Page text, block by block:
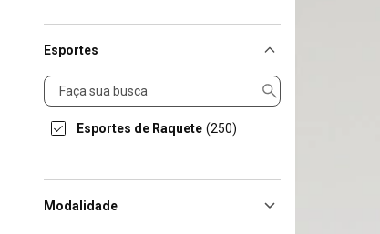
Esportes
Esportes
Esportes de Raquete (250)
Modalidade